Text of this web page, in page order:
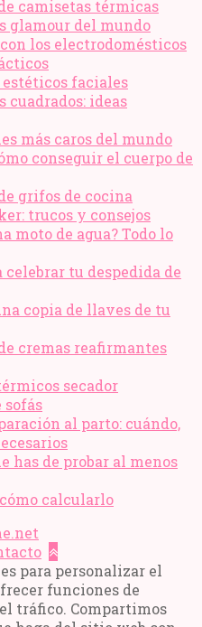
camisetas térmicas
glamour del mundo
los electrodomésticos
faciales
cuadrados: ideas
más caros del mundo
conseguir el cuerpo de
grifos de cocina
trucos y consejos
moto de agua? Todo lo
tu despedida de
copia de llaves de tu
cremas reafirmantes
secador
sofás
al parto: cuándo,
has de probar al menos
calcularlo
para personalizar el
funciones de
tráfico. Compartimos